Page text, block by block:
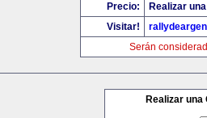
Precio:
Realizar
Visitar!
Serán
Realizar una